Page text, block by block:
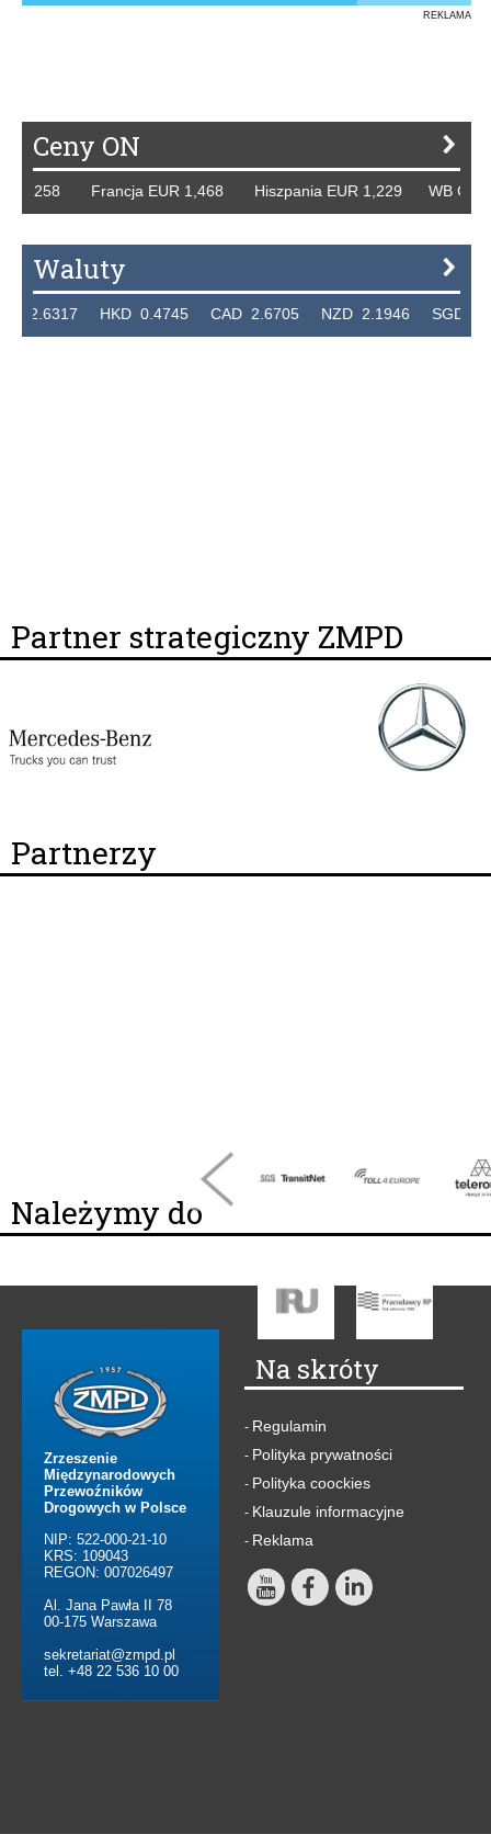
REKLAMA
Ceny ON
Francja EUR 1,468 Hiszpania EUR 1,229 WB GBP
Waluty
HKD 0.4745 CAD 2.6705 NZD 2.1946 SGD
Partner strategiczny ZMPD
Partnerzy
Należymy do
Zrzeszenie
Międzynarodowych
Przewoźników
Drogowych w Polsce
NIP: 522-000-21-10
KRS: 109043
REGON: 007026497
Al. Jana Pawła II 78
00-175 Warszawa
sekretariat@zmpd.pl
tel. +48 22 536 10 00
Na skróty
- Regulamin
- Polityka prywatności
- Polityka coockies
- Klauzule informacyjne
- Reklama